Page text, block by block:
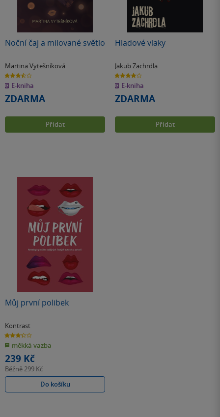
Noční čaj a milované světlo
Martina Vytešníková
3.5
z
5
hvězdiček
E-kniha
ZDARMA
Přidat
Hladové vlaky
Jakub Zachrdla
4.1
z
5
hvězdiček
E-kniha
ZDARMA
Přidat
Můj první polibek
Kontrast
3.3
z
5
hvězdiček
měkká vazba
239 Kč
Běžně299 Kč
Do košíku